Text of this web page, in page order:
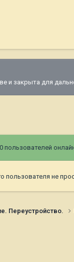
и закрыта для
0 пользователей
пользователя не
Переустройство.